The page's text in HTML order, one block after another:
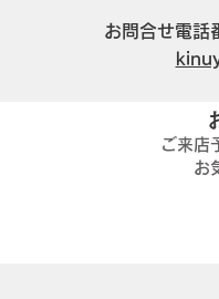
お問合せ電
ご来店
お